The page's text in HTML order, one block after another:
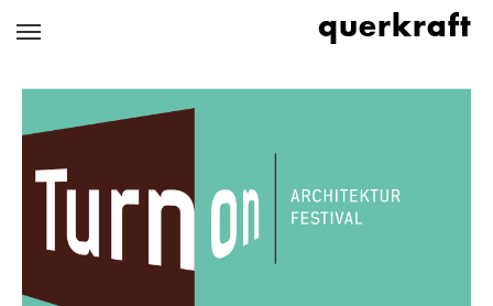
Hauptinhalt
querkraft